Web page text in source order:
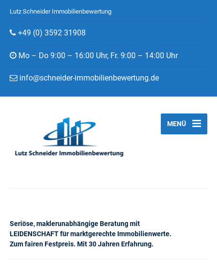
Lutz Schneider Immobilienbewertung
+49 (0) 3592 31908
Mo – Do 9:00 – 16:00 Uhr, Fr. 9:00 – 14:00 Uhr
info@schneider-immobilienbewertung.de
Seriöse, maklerunabhängige Beratung mit
LEIDENSCHAFT für marktgerechte Immobilienwerte.
Zum fairen Festpreis. Mit 30 Jahren Erfahrung.
MENÜ